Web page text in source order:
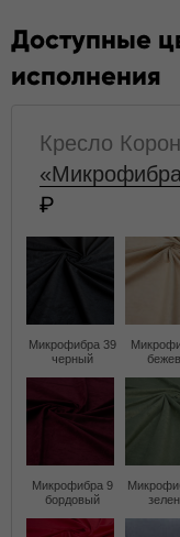
Доступные
исполнения
Кресло
Микрофибра 39
черный
Микрофибра 9
бордовый